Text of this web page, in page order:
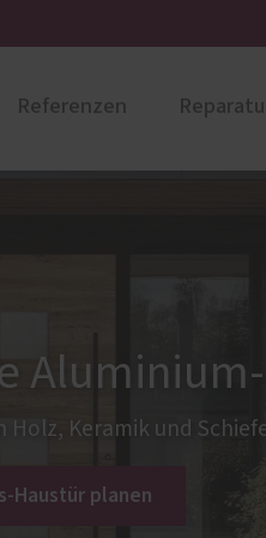
Falt-Schiebe-Türen
Referenzen
Holz, Keramik und
Haustür planen